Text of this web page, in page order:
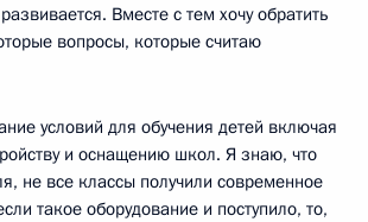
Вместе с тем хочу обратить
вопросы, которые считаю
условий для обучения детей включая
и оснащению школ. Я знаю, что
не все классы получили современное
такое оборудование и поступило, то,